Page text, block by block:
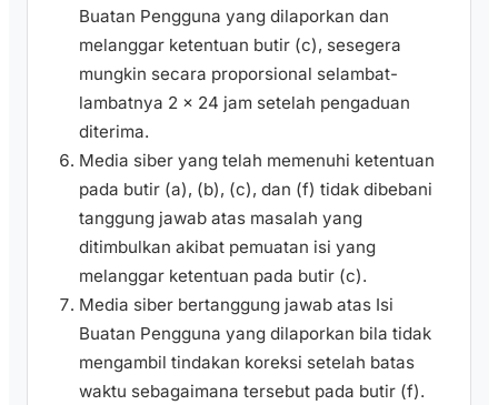
Buatan Pengguna yang dilaporkan dan
melanggar ketentuan butir (c), sesegera
mungkin secara proporsional selambat-
lambatnya 2 x 24 jam setelah pengaduan
diterima.
Media siber yang telah memenuhi ketentuan
pada butir (a), (b), (c), dan (f) tidak dibebani
tanggung jawab atas masalah yang
ditimbulkan akibat pemuatan isi yang
melanggar ketentuan pada butir (c).
Media siber bertanggung jawab atas Isi
Buatan Pengguna yang dilaporkan bila tidak
mengambil tindakan koreksi setelah batas
waktu sebagaimana tersebut pada butir (f).